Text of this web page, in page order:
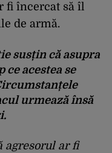
fi încercat să îl
de armă.
susțin că asupra
acestea se
urmează însă
agresorul ar fi